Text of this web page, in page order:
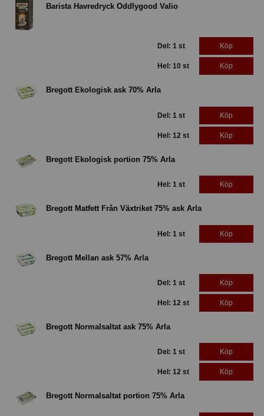
Barista Havredryck Oddlygood Valio
Del: 1 st Köp
Hel: 10 st Köp
Bregott Ekologisk ask 70% Arla
Del: 1 st Köp
Hel: 12 st Köp
Bregott Ekologisk portion 75% Arla
Hel: 1 st Köp
Bregott Matfett Från Växtriket 75% ask Arla
Hel: 1 st Köp
Bregott Mellan ask 57% Arla
Del: 1 st Köp
Hel: 12 st Köp
Bregott Normalsaltat ask 75% Arla
Del: 1 st Köp
Hel: 12 st Köp
Bregott Normalsaltat portion 75% Arla